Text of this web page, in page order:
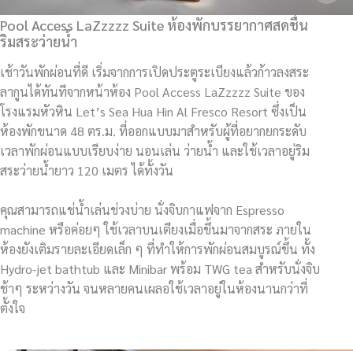
Pool Access LaZzzzz Suite ห้องพักบรรยากาศสดชื่น
ริมสระว่ายน้ำ
เช้าวันพักผ่อนที่ดี เริ่มจากการเปิดประตูระเบียงแล้วก้าวลงสระ
ลากูนได้ทันทีจากหน้าห้อง Pool Access LaZzzzz Suite ของ
โรงแรมหัวหิน Let’s Sea Hua Hin Al Fresco Resort ซึ่งเป็น
ห้องพักขนาด 48 ตร.ม. ที่ออกแบบมาสำหรับผู้ที่อยากยกระดับ
เวลาพักผ่อนแบบเรียบง่าย นอนเล่น ว่ายน้ำ และใช้เวลาอยู่ริม
สระว่ายน้ำยาว 120 เมตร ได้ทั้งวัน
คุณสามารถแช่น้ำเล่นช่วงบ่าย นั่งจิบกาแฟจาก Espresso
machine หรือค่อยๆ ใช้เวลาบนเตียงเมื่อขึ้นมาจากสระ ภายใน
ห้องยังเติมรายละเอียดเล็ก ๆ ที่ทำให้การพักผ่อนสมบูรณ์ขึ้น ทั้ง
Hydro-jet bathtub และ Minibar พร้อม TWG tea สำหรับนั่งจิบ
ช้าๆ ระหว่างวัน จนหลายคนเผลอใช้เวลาอยู่ในห้องนานกว่าที่
ตั้งใจ